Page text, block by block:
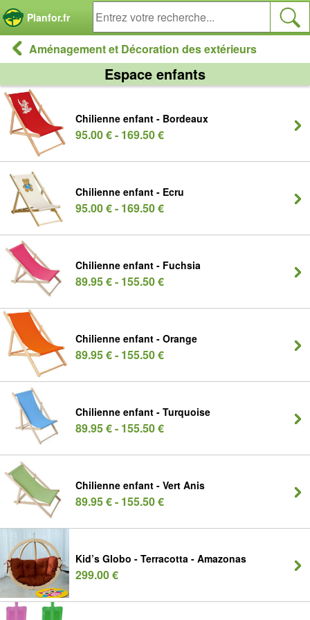
Planfor.fr
Aménagement et Décoration des extérieurs
Espace enfants
Chilienne enfant - Bordeaux
95.00 € - 169.50 €
Chilienne enfant - Ecru
95.00 € - 169.50 €
Chilienne enfant - Fuchsia
89.95 € - 155.50 €
Chilienne enfant - Orange
89.95 € - 155.50 €
Chilienne enfant - Turquoise
89.95 € - 155.50 €
Chilienne enfant - Vert Anis
89.95 € - 155.50 €
Kid’s Globo - Terracotta - Amazonas
299.00 €
Panneau de gestion des cookies